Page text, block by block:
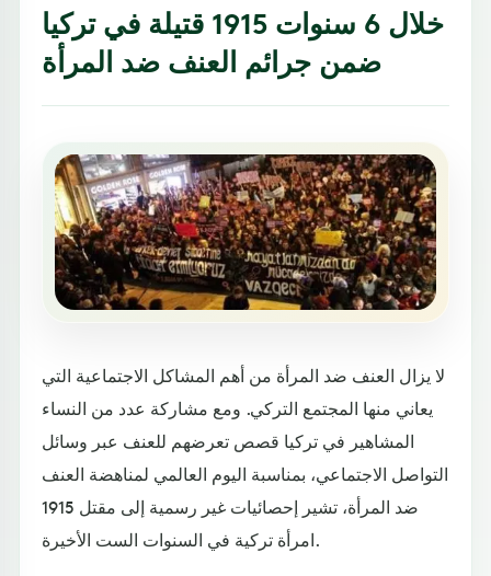
خلال 6 سنوات 1915 قتيلة في تركيا
ضمن جرائم العنف ضد المرأة
لا يزال العنف ضد المرأة من أهم المشاكل الاجتماعية التي
يعاني منها المجتمع التركي. ومع مشاركة عدد من النساء
المشاهير في تركيا قصص تعرضهم للعنف عبر وسائل
التواصل الاجتماعي، بمناسبة اليوم العالمي لمناهضة العنف
ضد المرأة، تشير إحصائيات غير رسمية إلى مقتل 1915
امرأة تركية في السنوات الست الأخيرة.